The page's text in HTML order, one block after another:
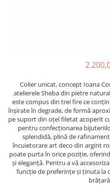
Colier unicat, concept Ioana
atelierele Sheba din pietre
este compus din trei fire ce
înșirate în degrade, de formă
pe suport din oțel filetat acoperit
pentru confecționarea
splendidă, plină de
încuietorare art deco din argint
poate purta în orice poziție,
și eleganță. Pentru a vă
funcție de preferințe și ținuta la